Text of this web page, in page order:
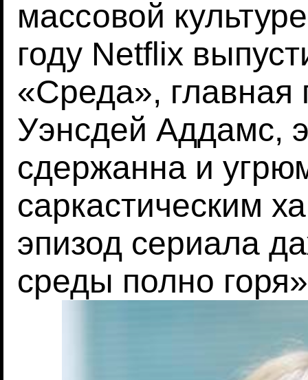
массовой
году Netflix
«Среда», главная
Уэнсдей Аддамс,
сдержанна и
саркастическим
эпизод сериала
среды полно